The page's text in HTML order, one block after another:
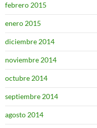
febrero 2015
enero 2015
diciembre 2014
noviembre 2014
octubre 2014
septiembre 2014
agosto 2014